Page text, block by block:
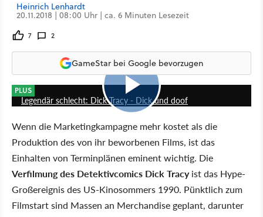
Heinrich Lenhardt
20.11.2018 | 08:00 Uhr | ca. 6 Minuten Lesezeit
7 2
GameStar bei Google bevorzugen
PLUS
4:34
Legendär schlecht: Dick Tracy - Dick und doof
Wenn die Marketingkampagne mehr kostet als die
Produktion des von ihr beworbenen Films, ist das
Einhalten von Terminplänen eminent wichtig. Die
Verfilmung des Detektivcomics Dick Tracyist das Hype-
Großereignis des US-Kinosommers 1990. Pünktlich zum
Filmstart sind Massen an Merchandise geplant, darunter